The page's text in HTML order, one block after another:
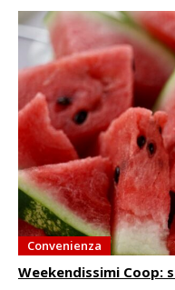
Convenienza
Weekendissimi Coop: